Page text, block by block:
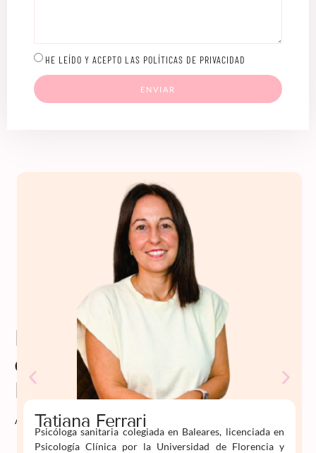
HE LEÍDO Y ACEPTO LAS POLÍTICAS DE PRIVACIDAD
ENVIAR
Profesorado
de
Psiko
Aprende
Tatiana Ferrari
Psicóloga sanitaria colegiada en Baleares, licenciada en
Psicología Clínica por la Universidad de Florencia y